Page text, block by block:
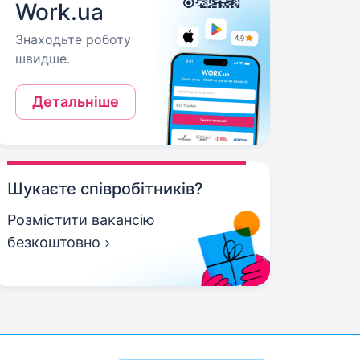
Work.ua
Знаходьте роботу
швидше.
Детальніше
Шукаєте співробітників?
Розмістити вакансію
безкоштовно